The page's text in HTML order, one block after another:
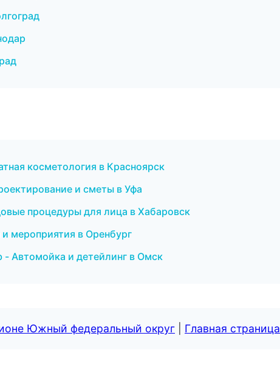
косметология в Красноярск
и сметы в Уфа
процедуры для лица в Хабаровск
мероприятия в Оренбург
- Автомойка и детейлинг в Омск
Южный федеральный округ Главная страница